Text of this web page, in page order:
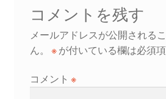
ー
シ
ョ
ン
コメントを残す
メールアドレスが公開される
ん。
※が付いている欄は必須
コメント ※